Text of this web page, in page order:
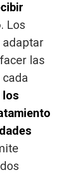
. Los
adaptar
las
los